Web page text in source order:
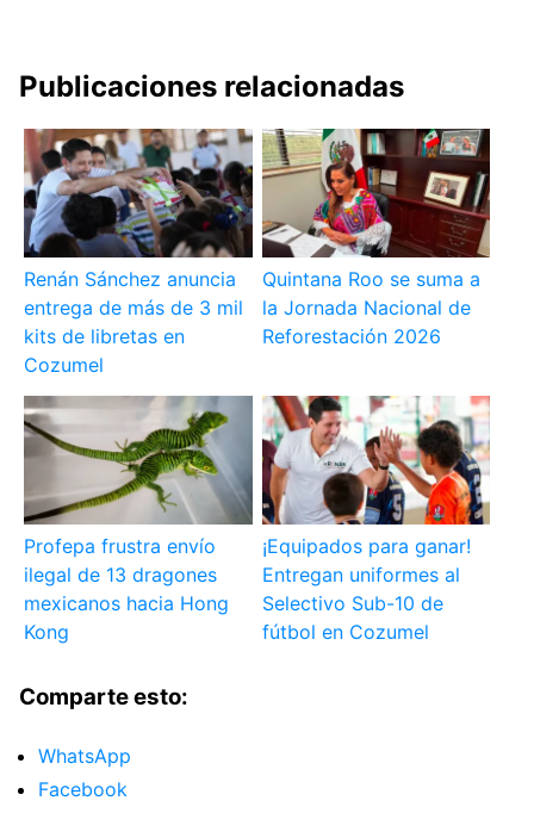
Publicaciones relacionadas
Renán Sánchez anuncia
entrega de más de 3 mil
kits de libretas en
Cozumel
Quintana Roo se suma a
la Jornada Nacional de
Reforestación 2026
Profepa frustra envío
ilegal de 13 dragones
mexicanos hacia Hong
Kong
¡Equipados para ganar!
Entregan uniformes al
Selectivo Sub-10 de
fútbol en Cozumel
Comparte esto:
WhatsApp
Facebook